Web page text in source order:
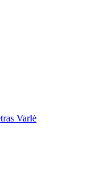
Varlė